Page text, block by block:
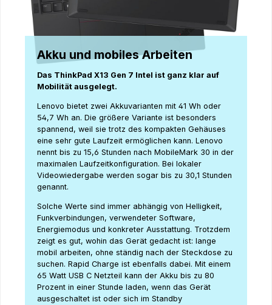
Akku und mobiles Arbeiten
Das ThinkPad X13 Gen 7 Intel ist ganz klar auf
Mobilität ausgelegt.
Lenovo bietet zwei Akkuvarianten mit 41 Wh oder
54,7 Wh an. Die größere Variante ist besonders
spannend, weil sie trotz des kompakten Gehäuses
eine sehr gute Laufzeit ermöglichen kann. Lenovo
nennt bis zu 15,6 Stunden nach MobileMark 30 in der
maximalen Laufzeitkonfiguration. Bei lokaler
Videowiedergabe werden sogar bis zu 30,1 Stunden
genannt.
Solche Werte sind immer abhängig von Helligkeit,
Funkverbindungen, verwendeter Software,
Energiemodus und konkreter Ausstattung. Trotzdem
zeigt es gut, wohin das Gerät gedacht ist: lange
mobil arbeiten, ohne ständig nach der Steckdose zu
suchen. Rapid Charge ist ebenfalls dabei. Mit einem
65 Watt USB C Netzteil kann der Akku bis zu 80
Prozent in einer Stunde laden, wenn das Gerät
ausgeschaltet ist oder sich im Standby